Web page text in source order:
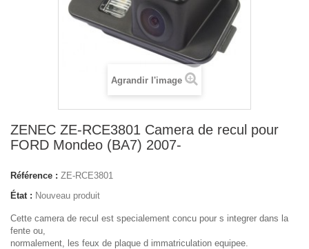
Agrandir l'image
ZENEC ZE-RCE3801 Camera de recul pour
FORD Mondeo (BA7) 2007-
Référence : ZE-RCE3801
État : Nouveau produit
Cette camera de recul est specialement concu pour s integrer dans la
fente ou,
normalement, les feux de plaque d immatriculation equipee.